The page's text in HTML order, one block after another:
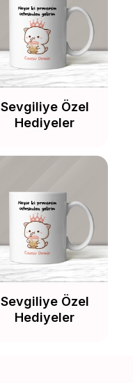
Sevgiliye Özel
Hediyeler
Sevgiliye Özel
Hediyeler